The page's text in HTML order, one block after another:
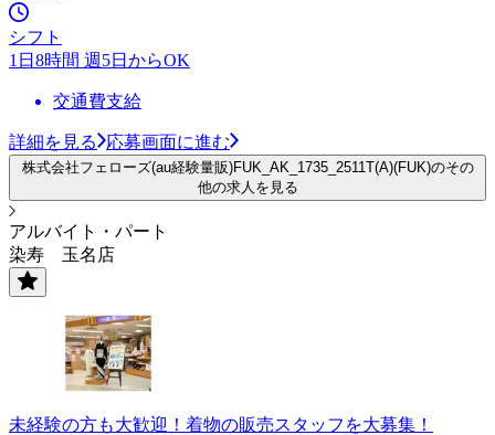
シフト
1日8時間 週5日からOK
交通費支給
詳細を見る 応募画面に進む
株式会社フェローズ(au経験量販)FUK_AK_1735_2511T(A)(FUK)のその
他の求人を見る
アルバイト・パート
染寿 玉名店
未経験の方も大歓迎！着物の販売スタッフを大募集！